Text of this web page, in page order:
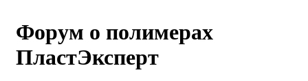
Форум о полимерах
ПластЭксперт